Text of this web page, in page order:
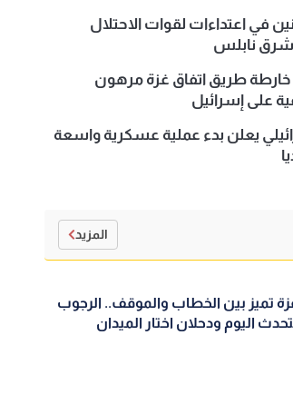
مواطنين في اعتداءات لقوات الاحتلال
نابلس
طريق اتفاق غزة مرهون
على إسرائيل
يعلن بدء عملية عسكرية واسعة
المزيد
تميز بين الخطاب والموقف.. الرجوب
اليوم ودحلان اختار الميدان